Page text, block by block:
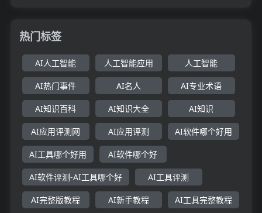
热门标签
AI人工智能 人工智能应用 人工智能
AI热门事件 AI名人 AI专业术语
AI知识百科 AI知识大全 AI知识
AI应用评测网 AI应用评测 AI软件哪个好用
AI工具哪个好用 AI软件哪个好
AI软件评测-AI工具哪个好 AI工具评测
AI完整版教程 AI新手教程 AI工具完整教程